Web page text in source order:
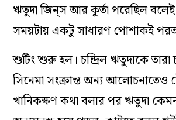
ঋতুদা জিন্‌স আর কুর্তা পরেছিল
সময়টায় একটু সাধারণ পোশাকই
শুটিং শুরু হল। চন্দ্রিল ঋতুদাকে তারা
সিনেমা সংক্রান্ত অন‌্য
খানিকক্ষণ কথা বলার পর ঋতুদা